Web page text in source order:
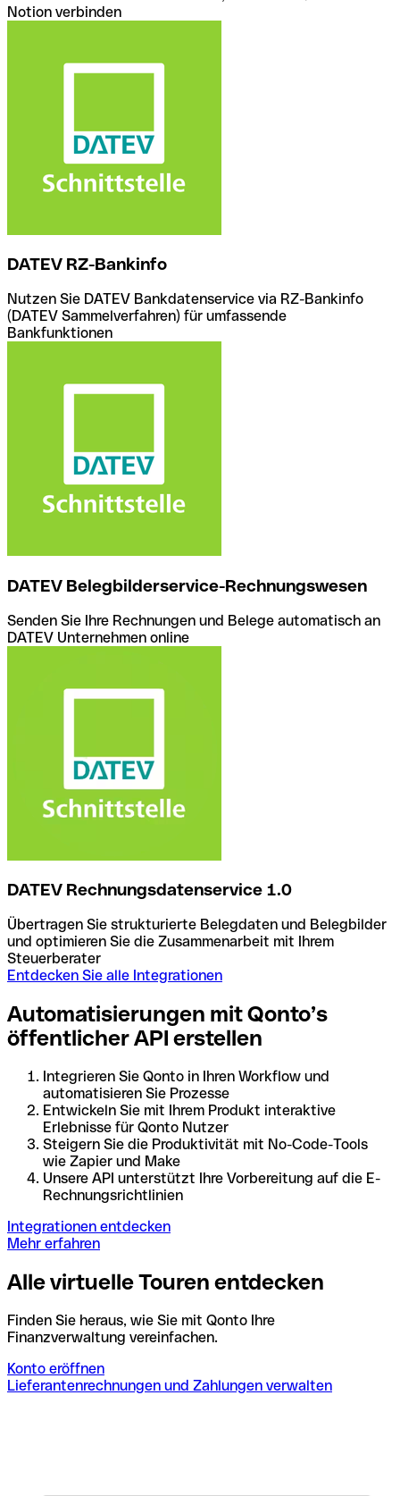
Notion verbinden
DATEV RZ-Bankinfo
Nutzen Sie DATEV Bankdatenservice via RZ-Bankinfo
(DATEV Sammelverfahren) für umfassende
Bankfunktionen
DATEV Belegbilderservice-Rechnungswesen
Senden Sie Ihre Rechnungen und Belege automatisch an
DATEV Unternehmen online
DATEV Rechnungsdatenservice 1.0
Übertragen Sie strukturierte Belegdaten und Belegbilder
und optimieren Sie die Zusammenarbeit mit Ihrem
Steuerberater
Entdecken Sie alle Integrationen
Automatisierungen mit Qonto’s
öffentlicher API erstellen
Integrieren Sie Qonto in Ihren Workflow und
automatisieren Sie Prozesse
Entwickeln Sie mit Ihrem Produkt interaktive
Erlebnisse für Qonto Nutzer
Steigern Sie die Produktivität mit No-Code-Tools
wie Zapier und Make
Unsere API unterstützt Ihre Vorbereitung auf die E-
Rechnungsrichtlinien
Integrationen entdecken
Mehr erfahren
Alle virtuelle Touren entdecken
Finden Sie heraus, wie Sie mit Qonto Ihre
Finanzverwaltung vereinfachen.
Konto eröffnen
Lieferantenrechnungen und Zahlungen verwalten